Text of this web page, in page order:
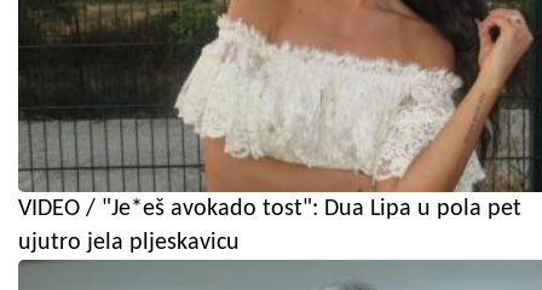
VIDEO / "Je*eš avokado tost": Dua Lipa u pola pet
ujutro jela pljeskavicu